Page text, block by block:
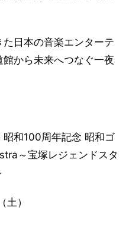
日本の音楽エンターテ
から未来へつなぐ一夜
和100周年記念 昭和ゴ
～宝塚レジェンドスタ
）